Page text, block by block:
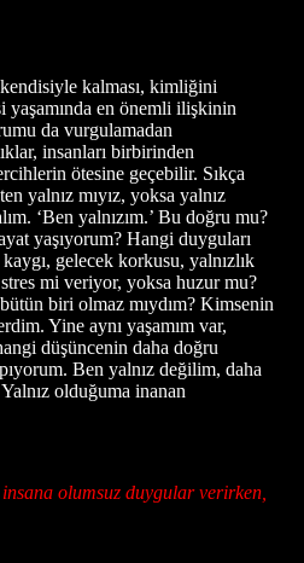
kalması, kimliğini
yaşamında en önemli ilişkinin
da vurgulamadan
insanları birbirinden
ötesine geçebilir. Sıkça
yalnız mıyız, yoksa yalnız
‘Ben yalnızım.’ Bu doğru mu?
yaşıyorum? Hangi duyguları
gelecek korkusu, yalnızlık
stres mi veriyor, yoksa huzur mu?
biri olmaz mıydım? Kimsenin
Yine aynı yaşamım var,
düşüncenin daha doğru
Ben yalnız değilim, daha
olduğuma inanan
olumsuz duygular verirken,